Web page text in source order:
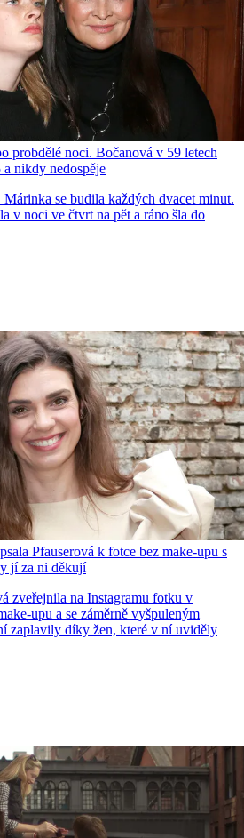
probdělé noci. Bočanová v 59 letech
nikdy nedospěje
se budila každých dvacet minut.
v noci ve čtvrt na pět a ráno šla do
Pfauserová k fotce bez make-upu s
jí za ni děkují
zveřejnila na Instagramu fotku v
upu a se záměrně vyšpuleným
zaplavily díky žen, které v ní uviděly